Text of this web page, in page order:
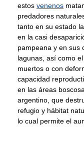
estos venenos
predadores
tanto en su estado
en la casi
pampeana y en sus
lagunas, así como
muertos o con
capacidad
en las áreas
argentino, que
refugio y hábitat
lo cual permite el